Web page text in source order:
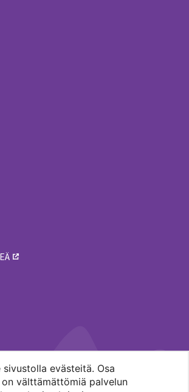
sivustolla evästeitä. Osa
välttämättömiä palvelun
MENOHAKU